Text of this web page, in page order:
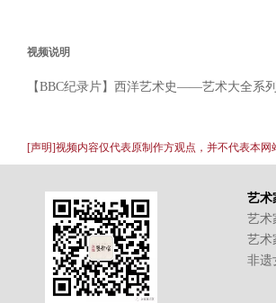
视频说明
【BBC纪录片】西洋艺术史——艺术大全系列
[声明]视频内容仅代表原制作方观点，并不代表本
艺术
艺术
艺术
非遗